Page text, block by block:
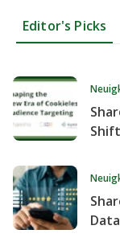
Editor's Picks